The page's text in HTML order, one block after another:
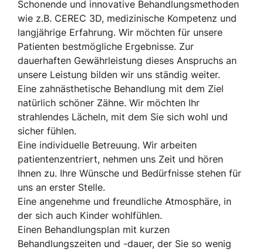
Schonende und innovative Behandlungsmethoden
wie z.B. CEREC 3D, medizinische Kompetenz und
langjährige Erfahrung. Wir möchten für unsere
Patienten bestmögliche Ergebnisse. Zur
dauerhaften Gewährleistung dieses Anspruchs an
unsere Leistung bilden wir uns ständig weiter.
Eine zahnästhetische Behandlung mit dem Ziel
natürlich schöner Zähne. Wir möchten Ihr
strahlendes Lächeln, mit dem Sie sich wohl und
sicher fühlen.
Eine individuelle Betreuung. Wir arbeiten
patientenzentriert, nehmen uns Zeit und hören
Ihnen zu. Ihre Wünsche und Bedürfnisse stehen für
uns an erster Stelle.
Eine angenehme und freundliche Atmosphäre, in
der sich auch Kinder wohlfühlen.
Einen Behandlungsplan mit kurzen
Behandlungszeiten und -dauer, der Sie so wenig